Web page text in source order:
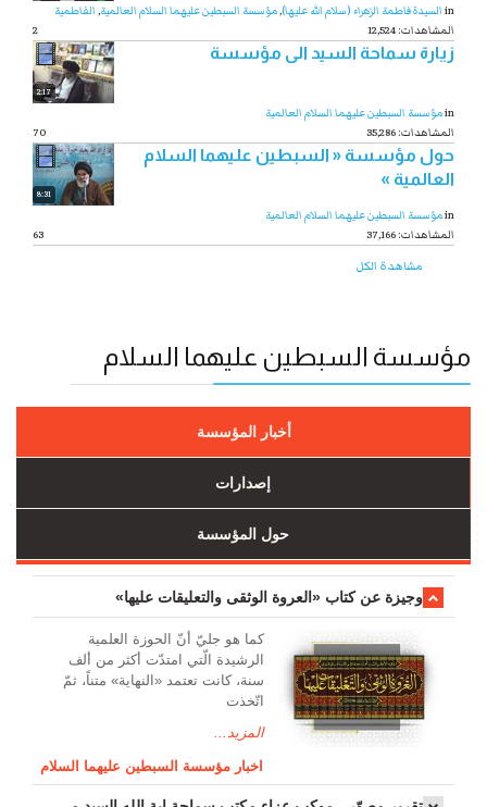
inالسيدة فاطمة الزهراء (سلام الله عليها),مؤسسة السبطين عليهما السلام العالمية,الفاطمية
2
12,524 :المشاهدات
2:17
زيارة سماحة السيد الى مؤسسة
inمؤسسة السبطين عليهما السلام العالمية
70
35,286 :المشاهدات
8:31
حول مؤسسة « السبطين عليهما السلام
العالمية »
inمؤسسة السبطين عليهما السلام العالمية
63
37,166 :المشاهدات
مشاهدة الكل
مؤسسة السبطين عليهما السلام
أخبار المؤسسة
إصدارات
حول المؤسسة
وجیزة عن کتاب «العروة الوثقی والتعلیقات علیها»
کما هو جليّ أنّ الحوزة العلمیة
الرشیدة الّتي امتدّت أكثر من ألف
سنة، كانت تعتمد «النهاية» متناً، ثمّ
اتّخذت
المزيد...
اخبار مؤسسة السبطين عليهما السلام